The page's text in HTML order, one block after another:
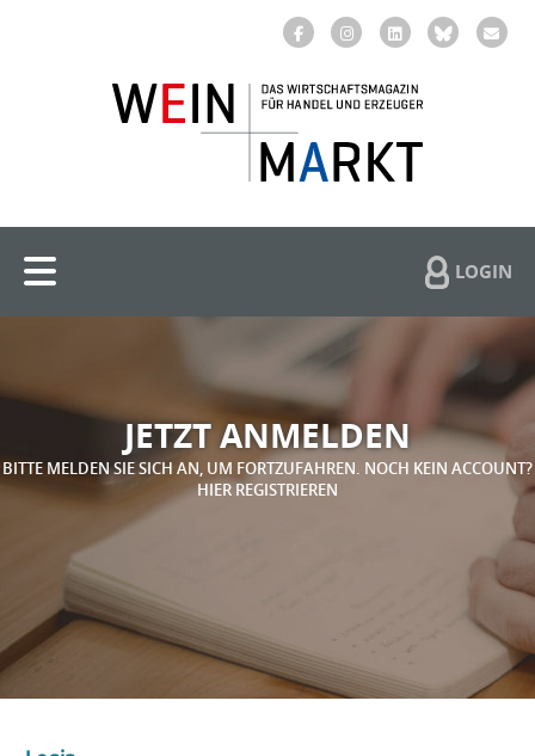
LOGIN
JETZT ANMELDEN
BITTE MELDEN SIE SICH AN, UM FORTZUFAHREN. NOCH KEIN ACCOUNT?
HIER REGISTRIEREN